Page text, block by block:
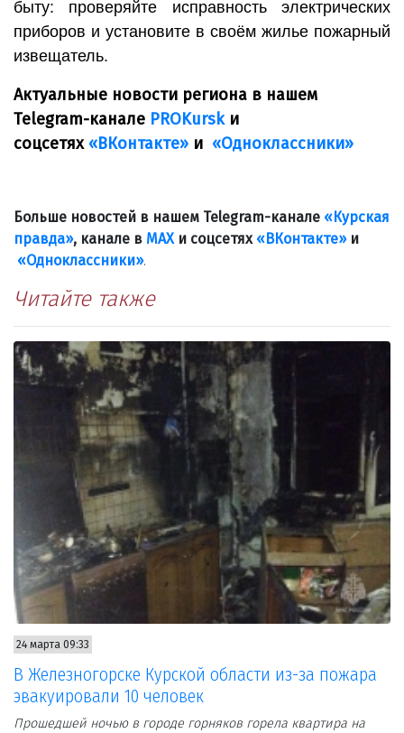
быту: проверяйте исправность электрических
приборов и установите в своём жилье пожарный
извещатель.
Актуальные новости региона в нашем
Telegram-канале PROKurskи
соцсетях «ВКонтакте» и «Одноклассники»
Больше новостей в нашем Telegram-канале «Курская
правда», канале в МАХ и соцсетях «ВКонтакте»и
«Одноклассники».
Читайте также
24 марта 09:33
В Железногорске Курской области из-за пожара
эвакуировали 10 человек
Прошедшей ночью в городе горняков горела квартира на